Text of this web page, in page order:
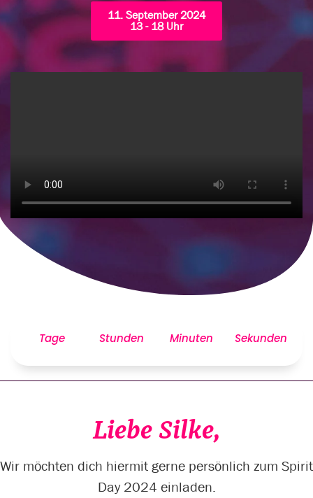
11. September 2024
13 - 18 Uhr
Tage Stunden Minuten Sekunden
Liebe Silke,
Wir möchten dich hiermit gerne persönlich zum Spirit
Day 2024 einladen.